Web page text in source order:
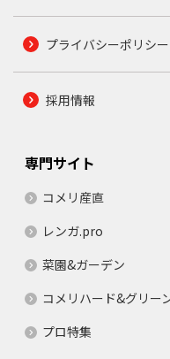
プライバシーポリシー
採用情報
専門サイト
コメリ産直
レンガ.pro
菜園&ガーデン
コメリハード&グリー
プロ特集